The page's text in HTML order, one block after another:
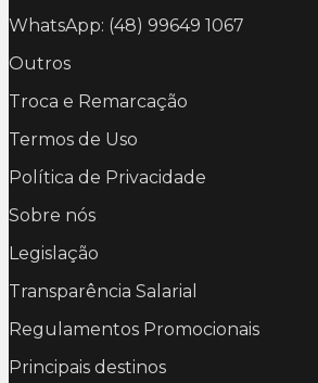
WhatsApp: (48) 99649 1067
Outros
Troca e Remarcação
Termos de Uso
Política de Privacidade
Sobre nós
Legislação
Transparência Salarial
Regulamentos Promocionais
Principais destinos